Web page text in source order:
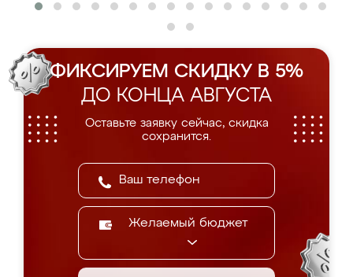
ФИКСИРУЕМ СКИДКУ В 5%
ДО КОНЦА АВГУСТА
Оставьте заявку сейчас, скидка
сохранится.
Желаемый бюджет